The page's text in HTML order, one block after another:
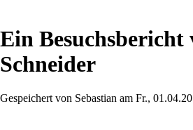
Ein
Schneider
Gespeichert von Sebastian am Fr.,